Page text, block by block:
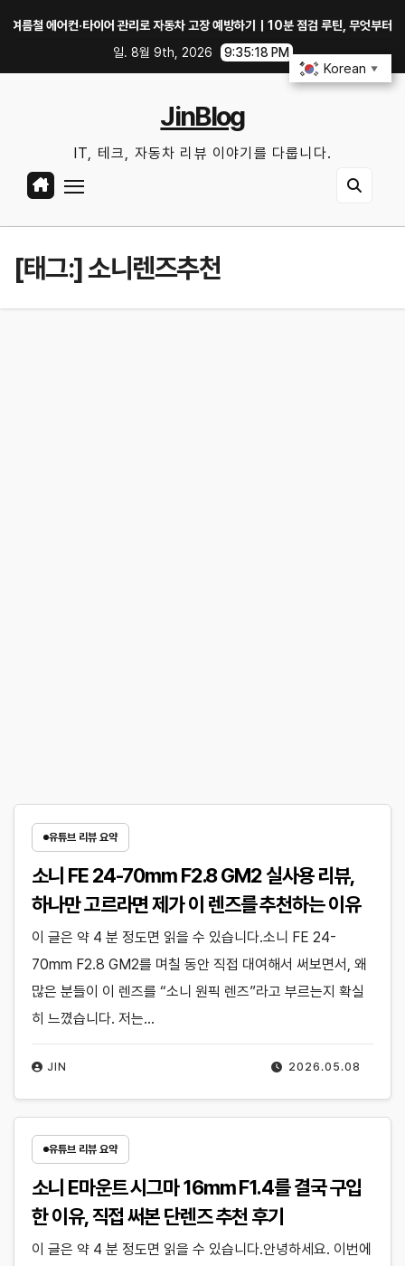
에어컨·타이어 관리로 자동차 고장 예방하기｜10분 점검 루틴, 무엇부터 확인할
일. 8월 9th, 2026
9:35:19 PM
JinBlog
IT, 테크, 자동차 리뷰 이야기를 다룹니다.
[태그:]소니렌즈추천
유튜브 리뷰 요약
소니 FE 24-70mm F2.8 GM2 실사용 리뷰,
하나만 고르라면 제가 이 렌즈를 추천하는 이유
2026.05.08
JIN
이 글은 약 4 분 정도면 읽을 수 있습니다.소니 FE 24-
70mm F2.8 GM2를 며칠 동안 직접 대여해서 써보면서, 왜
많은 분들이 이 렌즈를 “소니 원픽 렌즈”라고 부르는지 확실
히 느꼈습니다. 저는…
유튜브 리뷰 요약
소니 E마운트 시그마 16mm F1.4를 결국 구입
한 이유, 직접 써본 단렌즈 추천 후기
이 글은 약 4 분 정도면 읽을 수 있습니다.안녕하세요. 이번에
Korean ▼